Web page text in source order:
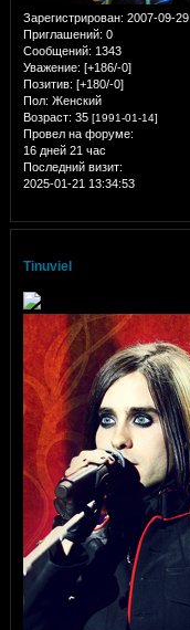
Зарегистрирован: 2007-09-29
Приглашений: 0
Сообщений: 1343
Уважение: [+186/-0]
Позитив: [+180/-0]
Пол: Женский
Возраст: 35 [1991-01-14]
Провел на форуме:
16 дней 21 час
Последний визит:
2025-01-21 13:34:53
Tinuviel